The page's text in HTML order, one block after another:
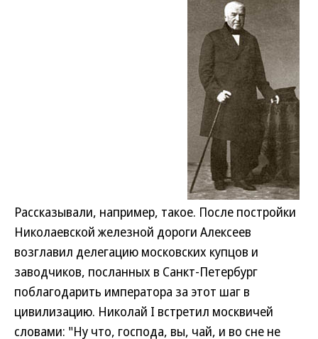
Рассказывали, например, такое. После постройки
Николаевской железной дороги Алексеев
возглавил делегацию московских купцов и
заводчиков, посланных в Санкт-Петербург
поблагодарить императора за этот шаг в
цивилизацию. Николай I встретил москвичей
словами: "Ну что, господа, вы, чай, и во сне не